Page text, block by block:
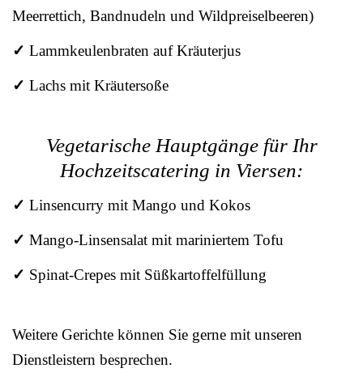
Meerrettich, Bandnudeln und Wildpreiselbeeren)
✓ Lammkeulenbraten auf Kräuterjus
✓ Lachs mit Kräutersoße
Vegetarische Hauptgänge für Ihr
Hochzeitscatering in Viersen:
✓ Linsencurry mit Mango und Kokos
✓ Mango-Linsensalat mit mariniertem Tofu
✓ Spinat-Crepes mit Süßkartoffelfüllung
Weitere Gerichte können Sie gerne mit unseren
Dienstleistern besprechen.